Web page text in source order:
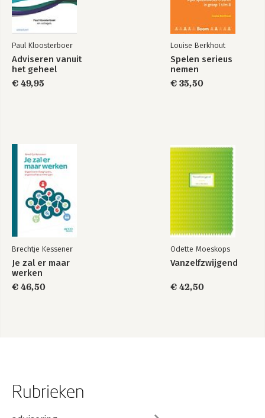
Paul Kloosterboer
Adviseren vanuit
het geheel
€ 49,95
Louise Berkhout
Spelen serieus
nemen
€ 35,50
Brechtje Kessener
Je zal er maar
werken
€ 46,50
Odette Moeskops
Vanzelfzwijgend
€ 42,50
Rubrieken